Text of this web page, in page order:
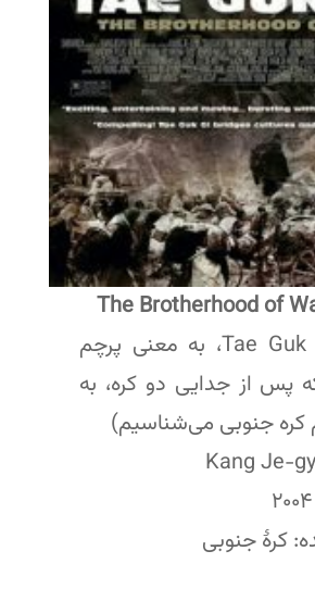
The Brotherhood of
(کره‌ای: Tae Guk Gi، به معنی پرچم
پس از جدایی دو کره، به
کره جنوبی می‌شناسیم)
کرهٔ جنوبی